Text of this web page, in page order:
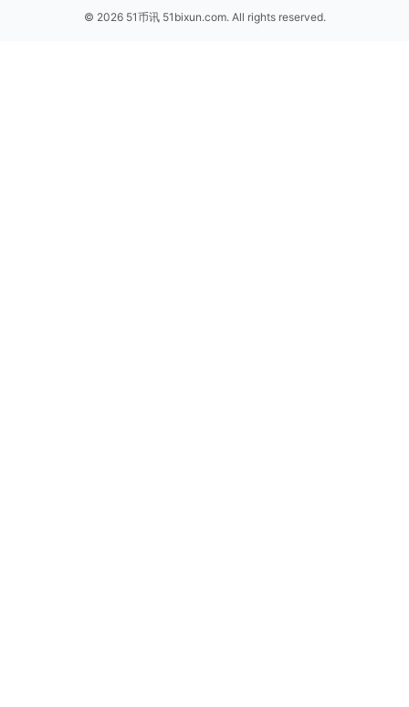
© 2026 51币讯 51bixun.com. All rights reserved.